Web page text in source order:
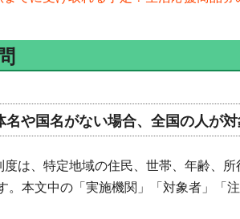
や国名がない場合、全国の人が対
は、特定地域の住民、世帯、年齢、
。本文中の「実施機関」「対象者」「